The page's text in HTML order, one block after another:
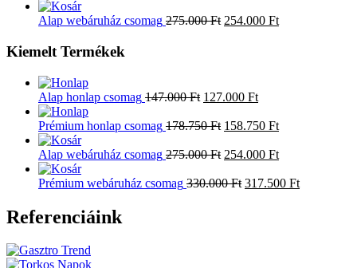
Alap webáruház csomag 275.000Ft 254.000 Ft
Kiemelt Termékek
Alap honlap csomag 147.000Ft 127.000 Ft
Prémium honlap csomag 178.750Ft 158.750 Ft
Alap webáruház csomag 275.000Ft 254.000 Ft
Prémium webáruház csomag 330.000Ft 317.500 Ft
Referenciáink